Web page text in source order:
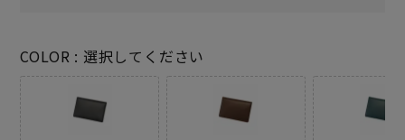
COLOR 選択してください